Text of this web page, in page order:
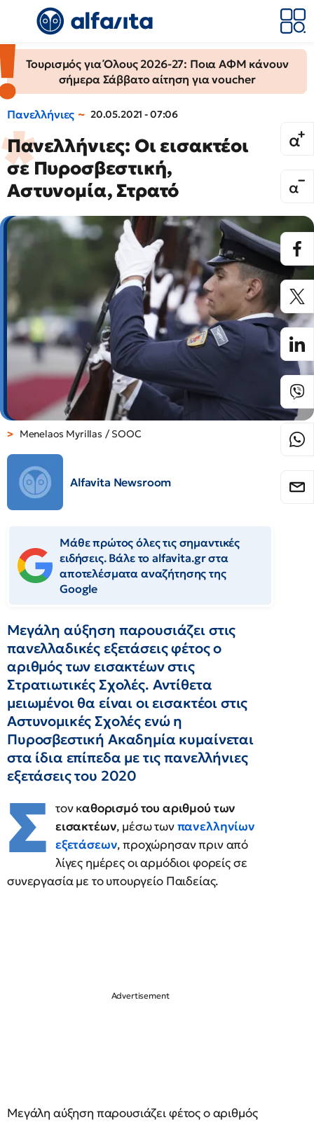
Τουρισμός για Όλους 2026-27: Ποια ΑΦΜ κάνουν
σήμερα Σάββατο αίτηση για voucher
Πανελλήνιες 20.05.2021 - 07:06
Πανελλήνιες: Οι εισακτέοι
σε Πυροσβεστική,
Αστυνομία, Στρατό
Menelaos Myrillas / SOOC
Alfavita Newsroom
Μάθε πρώτος όλες τις σημαντικές
ειδήσεις. Βάλε το alfavita.gr στα
αποτελέσματα αναζήτησης της
Google
Μεγάλη αύξηση παρουσιάζει στις
πανελλαδικές εξετάσεις φέτος ο
αριθμός των εισακτέων στις
Στρατιωτικές Σχολές. Αντίθετα
μειωμένοι θα είναι οι εισακτέοι στις
Αστυνομικές Σχολές ενώ η
Πυροσβεστική Ακαδημία κυμαίνεται
στα ίδια επίπεδα με τις πανελλήνιες
εξετάσεις του 2020
Σ τον καθορισμό του αριθμού των
εισακτέων, μέσω τωνπανελληνίων
εξετάσεων, προχώρησαν πριν από
λίγες ημέρες οι αρμόδιοι φορείς σε
συνεργασία με το υπουργείο Παιδείας.
Μεγάλη αύξηση παρουσιάζει φέτος ο αριθμός